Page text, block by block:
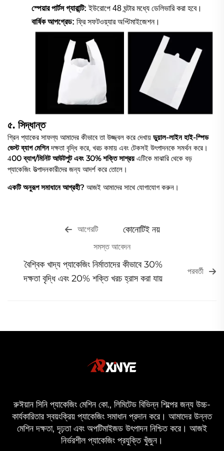
স্পেয়ার পার্টস গ্যারান্টি:ইউরোপে 48 ঘন্টার মধ্যে ডেলিভারি করা হবে।
বার্ষিক আপগ্রেড: ফ্রি সফটওয়্যার অপ্টিমাইজেশন।
৫. সিদ্ধান্ত
গ্রিন প্যাকের সাফল্য আমাদের কীভাবে তা উজ্জ্বল করে দেখায় ডুয়াল-লাইন হাই-স্পিড
ভেস্ট ব্যাগ মেশিনদক্ষতা বৃদ্ধি করে, খরচ কমায় এবং টেকসই উৎপাদনকে সমর্থন করে।
400 ব্যাগ/মিনিট আউটপুট এবং 30% শক্তি সাশ্রয়এটিকে মাঝারি থেকে বড়
প্যাকেজিং উত্পাদনকারীদের জন্য আদর্শ করে তোলে।
একটি অনুরূপ সমাধানে আগ্রহী? আজই আমাদের সাথে যোগাযোগ করুন।
আগেরটি কোনোটিই নয়
সমস্ত আবেদন
পরবর্তী
বৈশ্বিক খাদ্য প্যাকেজিং নির্মাতাদের কীভাবে 30%
দক্ষতা বৃদ্ধি এবং 20% শক্তি খরচ হ্রাস করা যায়
রুঈয়ান সিনি প্যাকেজিং মেশিন কো., লিমিটেড বিভিন্ন শিল্পের জন্য উচ্চ-
কার্যকারিতার স্বয়ংক্রিয় প্যাকেজিং সমাধান প্রদান করে। আমাদের উন্নত
মেশিন দক্ষতা, দৃঢ়তা এবং অপটিমাইজড উৎপাদন নিশ্চিত করে। আজই
নির্ভরশীল প্যাকেজিং প্রযুক্তি খুঁজুন।